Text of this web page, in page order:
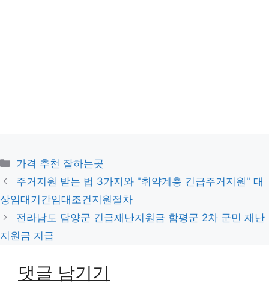
카
테
고
리
가격 추천 잘하는곳
주거지원 받는 법 3가지와 "취약계층 긴급주거지원" 대
상임대기간임대조건지원절차
전라남도 담양군 긴급재난지원금 함평군 2차 군민 재난
지원금 지급
댓글 남기기